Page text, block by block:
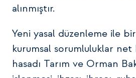
alınmıştır.
Yeni yasal düzenleme ile
kurumsal sorumluluklar net
hasadı Tarım ve Orman